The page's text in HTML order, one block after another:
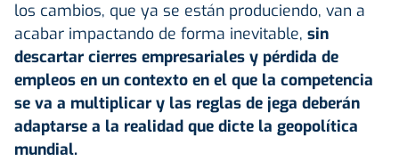
los cambios, que ya se están produciendo, van a
acabar impactando de forma inevitable, sin
descartar cierres empresariales y pérdida de
empleos en un contexto en el que la competencia
se va a multiplicar y las reglas de jega deberán
adaptarse a la realidad que dicte la geopolítica
mundial.